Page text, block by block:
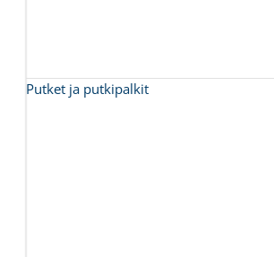
Putket ja putkipalkit